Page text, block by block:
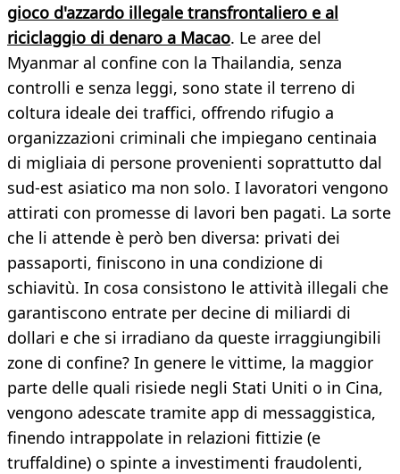
gioco d'azzardo illegale transfrontaliero e al
riciclaggio di denaro a Macao. Le aree del
Myanmar al confine con la Thailandia, senza
controlli e senza leggi, sono state il terreno di
coltura ideale dei traffici, offrendo rifugio a
organizzazioni criminali che impiegano centinaia
di migliaia di persone provenienti soprattutto dal
sud-est asiatico ma non solo. I lavoratori vengono
attirati con promesse di lavori ben pagati. La sorte
che li attende è però ben diversa: privati dei
passaporti, finiscono in una condizione di
schiavitù. In cosa consistono le attività illegali che
garantiscono entrate per decine di miliardi di
dollari e che si irradiano da queste irraggiungibili
zone di confine? In genere le vittime, la maggior
parte delle quali risiede negli Stati Uniti o in Cina,
vengono adescate tramite app di messaggistica,
finendo intrappolate in relazioni fittizie (e
truffaldine) o spinte a investimenti fraudolenti,